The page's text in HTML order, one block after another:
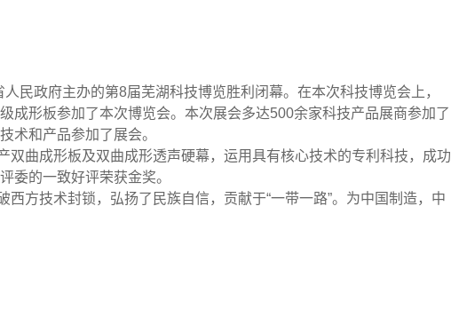
民政府主办的第8届芜湖科技博览胜利闭幕。在本次科技博览会上，
成形板参加了本次博览会。本次展会多达500余家科技产品展商参加了
术和产品参加了展会。
双曲成形板及双曲成形透声硬幕，运用具有核心技术的专利科技，成功
委的一致好评荣获金奖。
方技术封锁，弘扬了民族自信，贡献于“一带一路”。为中国制造，中